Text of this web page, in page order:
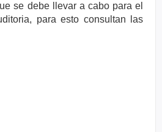
se debe llevar a cabo para el
para esto consultan las